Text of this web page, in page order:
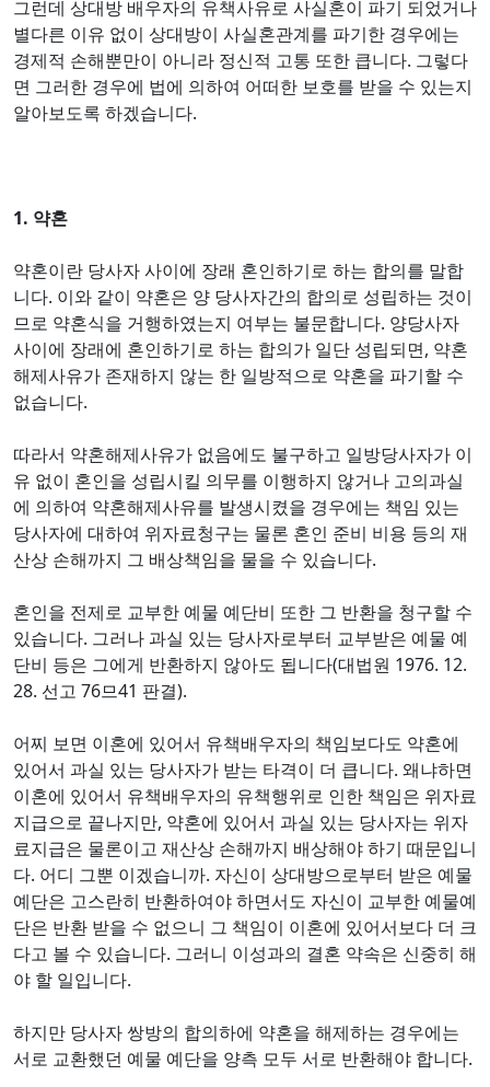
그런데 상대방 배우자의 유책사유로 사실혼이 파기 되었거나
별다른 이유 없이 상대방이 사실혼관계를 파기한 경우에는
경제적 손해뿐만이 아니라 정신적 고통 또한 큽니다. 그렇다
면 그러한 경우에 법에 의하여 어떠한 보호를 받을 수 있는지
알아보도록 하겠습니다.
1. 약혼
약혼이란 당사자 사이에 장래 혼인하기로 하는 합의를 말합
니다. 이와 같이 약혼은 양 당사자간의 합의로 성립하는 것이
므로 약혼식을 거행하였는지 여부는 불문합니다. 양당사자
사이에 장래에 혼인하기로 하는 합의가 일단 성립되면, 약혼
해제사유가 존재하지 않는 한 일방적으로 약혼을 파기할 수
없습니다.
따라서 약혼해제사유가 없음에도 불구하고 일방당사자가 이
유 없이 혼인을 성립시킬 의무를 이행하지 않거나 고의과실
에 의하여 약혼해제사유를 발생시켰을 경우에는 책임 있는
당사자에 대하여 위자료청구는 물론 혼인 준비 비용 등의 재
산상 손해까지 그 배상책임을 물을 수 있습니다.
혼인을 전제로 교부한 예물 예단비 또한 그 반환을 청구할 수
있습니다. 그러나 과실 있는 당사자로부터 교부받은 예물 예
단비 등은 그에게 반환하지 않아도 됩니다(대법원 1976. 12.
28. 선고 76므41 판결).
어찌 보면 이혼에 있어서 유책배우자의 책임보다도 약혼에
있어서 과실 있는 당사자가 받는 타격이 더 큽니다. 왜냐하면
이혼에 있어서 유책배우자의 유책행위로 인한 책임은 위자료
지급으로 끝나지만, 약혼에 있어서 과실 있는 당사자는 위자
료지급은 물론이고 재산상 손해까지 배상해야 하기 때문입니
다. 어디 그뿐 이겠습니까. 자신이 상대방으로부터 받은 예물
예단은 고스란히 반환하여야 하면서도 자신이 교부한 예물예
단은 반환 받을 수 없으니 그 책임이 이혼에 있어서보다 더 크
다고 볼 수 있습니다. 그러니 이성과의 결혼 약속은 신중히 해
야 할 일입니다.
하지만 당사자 쌍방의 합의하에 약혼을 해제하는 경우에는
서로 교환했던 예물 예단을 양측 모두 서로 반환해야 합니다.